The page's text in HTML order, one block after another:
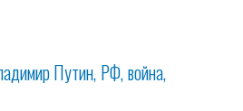
Путин РФ война